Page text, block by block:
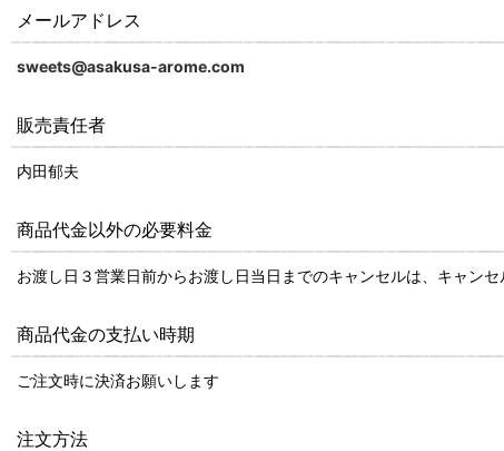
メールアドレス
sweets@asakusa-arome.com
販売責任者
内田郁夫
商品代金以外の必要料金
お渡し日３営業日前からお渡し日当日までのキャンセルは、キャンセ
商品代金の支払い時期
ご注文時に決済お願いします
注文方法